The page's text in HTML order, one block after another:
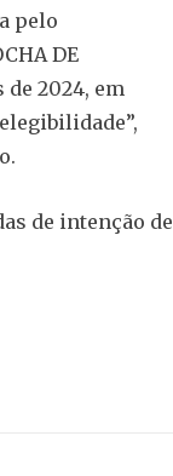
pelo
DE
2024, em
de intenção de